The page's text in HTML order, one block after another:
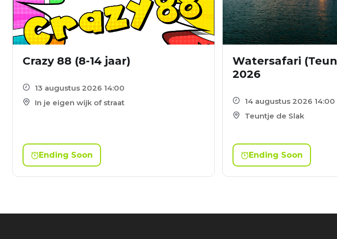
Crazy 88 (8-14 jaar)
13 augustus 2026 14:00
In je eigen wijk of straat
Ending Soon
Watersafari
2026
14 augustus 2026 14:00
Teuntje de Slak
Ending Soon